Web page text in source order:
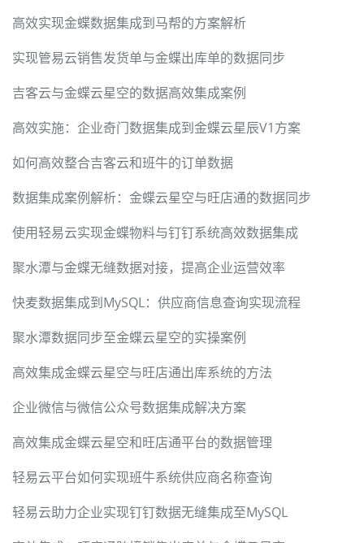
高效实现金蝶数据集成到马帮的方案解析
实现管易云销售发货单与金蝶出库单的数据同步
吉客云与金蝶云星空的数据高效集成案例
高效实施：企业奇门数据集成到金蝶云星辰V1方案
如何高效整合吉客云和班牛的订单数据
数据集成案例解析：金蝶云星空与旺店通的数据同步
使用轻易云实现金蝶物料与钉钉系统高效数据集成
聚水潭与金蝶无缝数据对接，提高企业运营效率
快麦数据集成到MySQL：供应商信息查询实现流程
聚水潭数据同步至金蝶云星空的实操案例
高效集成金蝶云星空与旺店通出库系统的方法
企业微信与微信公众号数据集成解决方案
高效集成金蝶云星空和旺店通平台的数据管理
轻易云平台如何实现班牛系统供应商名称查询
轻易云助力企业实现钉钉数据无缝集成至MySQL